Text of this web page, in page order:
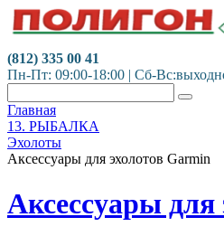
(812) 335 00 41
Пн-Пт: 09:00-18:00 | Сб-
Главная
13. РЫБАЛКА
Эхолоты
Аксессуары для эхолотов Garmin
Аксессуары